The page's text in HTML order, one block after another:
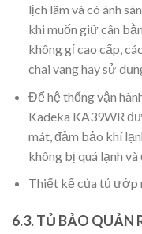
lịch lãm và có ánh
khi muốn giữ cân
không gỉ cao cấp,
chai vang hay sử
Để hệ thống vận
Kadeka KA39WR
mát, đảm bảo khí
không bị quá lạnh và
Thiết kế của tủ ướp
6.3. TỦ BẢO QUẢN